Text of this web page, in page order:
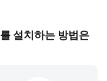
설치하는 방법은